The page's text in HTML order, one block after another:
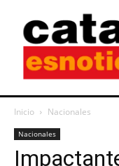
Inicio Nacionales
Nacionales